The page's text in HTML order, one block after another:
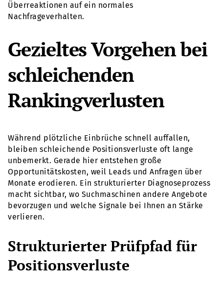
Überreaktionen auf ein normales
Nachfrageverhalten.
Gezieltes Vorgehen bei
schleichenden
Rankingverlusten
Während plötzliche Einbrüche schnell auffallen,
bleiben schleichende Positionsverluste oft lange
unbemerkt. Gerade hier entstehen große
Opportunitätskosten, weil Leads und Anfragen über
Monate erodieren. Ein strukturierter Diagnoseprozess
macht sichtbar, wo Suchmaschinen andere Angebote
bevorzugen und welche Signale bei Ihnen an Stärke
verlieren.
Strukturierter Prüfpfad für
Positionsverluste